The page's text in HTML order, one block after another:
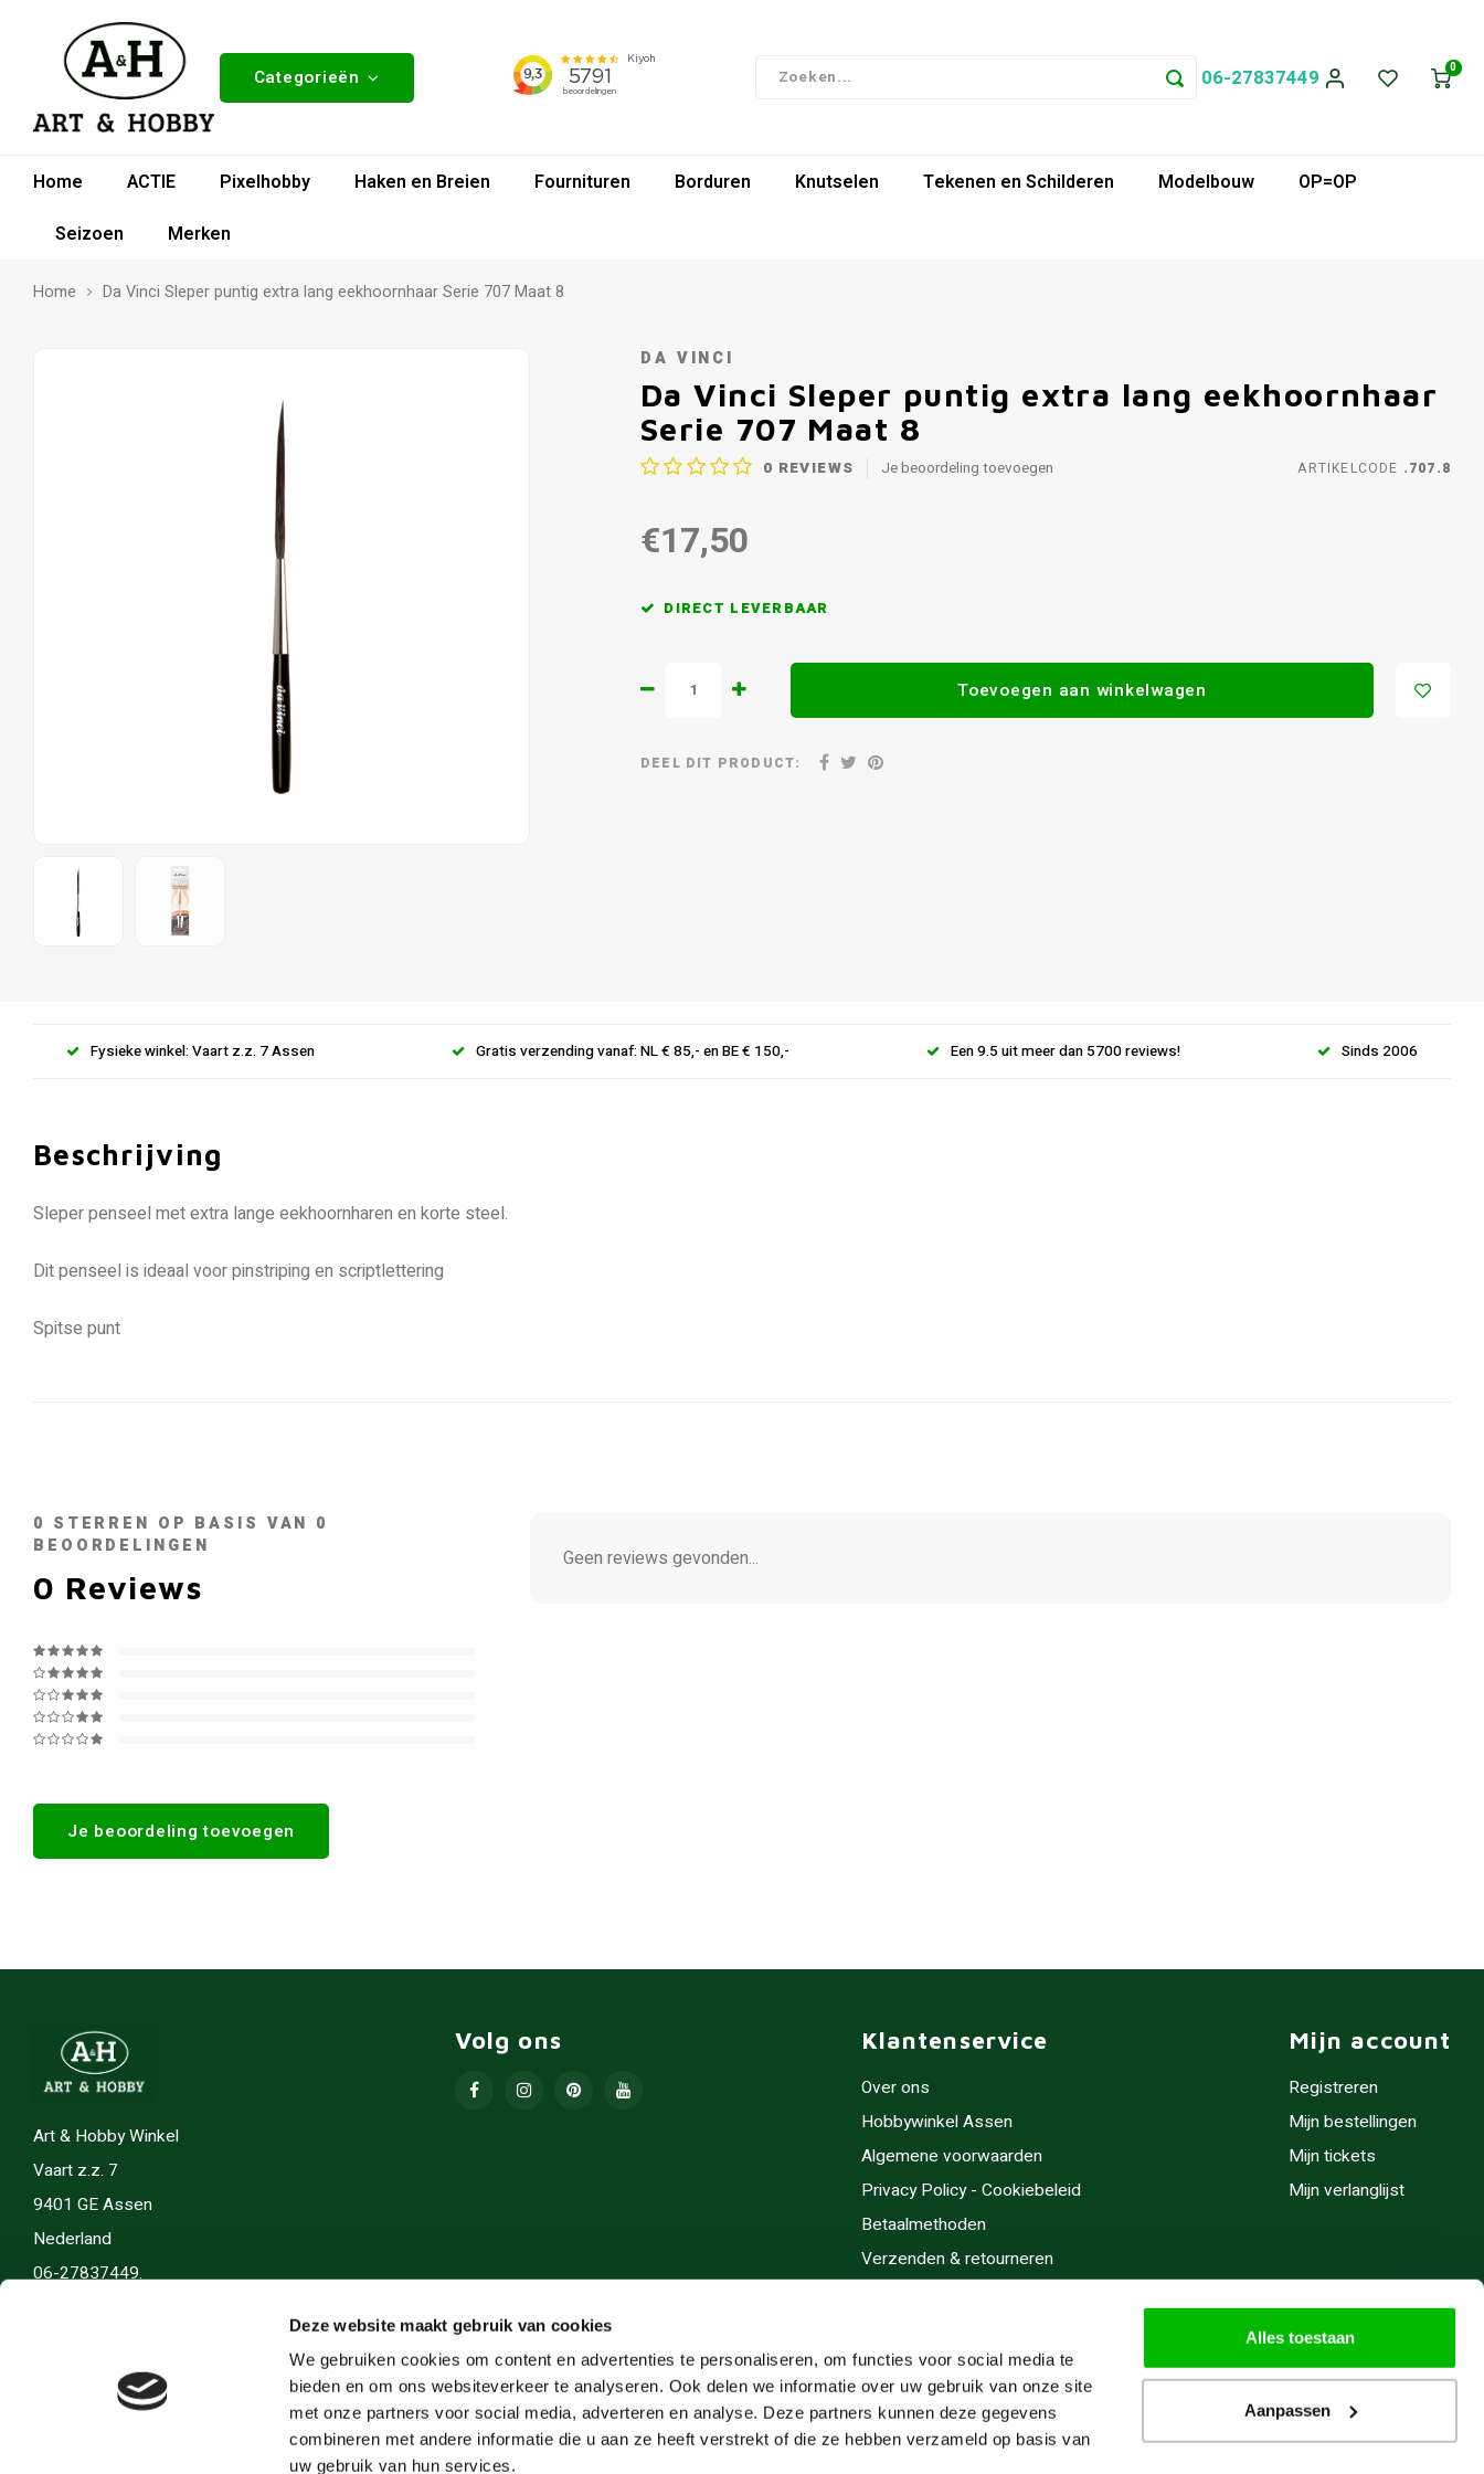
Deze website maakt gebruik van cookies
We gebruiken cookies om content en advertenties te personaliseren, om functies voor social media te
bieden en om ons websiteverkeer te analyseren. Ook delen we informatie over uw gebruik van onze site
met onze partners voor social media, adverteren en analyse. Deze partners kunnen deze gegevens
combineren met andere informatie die u aan ze heeft verstrekt of die ze hebben verzameld op basis van
uw gebruik van hun services.
Alles toestaan
Aanpassen
Categorieën 06-27837449 0
Home ACTIE Pixelhobby Haken en Breien Fournituren Borduren Knutselen Tekenen en Schilderen Modelbouw
OP=OP
Seizoen
Merken
Home Da Vinci Sleper puntig extra lang eekhoornhaar Serie 707 Maat 8
DA VINCI
Da Vinci Sleper puntig extra lang eekhoornhaar
Serie 707 Maat 8
0 REVIEWS Je beoordeling toevoegen ARTIKELCODE .707.8
€17,50
DIRECT LEVERBAAR
Toevoegen aan winkelwagen
DEEL DIT PRODUCT:
Fysieke winkel: Vaart z.z. 7 Assen Gratis verzending vanaf: NL € 85,- en BE € 150,- Een 9.5 uit meer dan 5700 reviews! Sinds 2006
Beschrijving
Sleper penseel met extra lange eekhoornharen en korte steel.
Dit penseel is ideaal voor pinstriping en scriptlettering
Spitse punt
0 STERREN OP BASIS VAN 0
BEOORDELINGEN
0 Reviews
Je beoordeling toevoegen
Geen reviews gevonden...
Art & Hobby Winkel
Vaart z.z. 7
9401 GE Assen
Nederland
06-27837449.
Volg ons Klantenservice
Over ons
Hobbywinkel Assen
Algemene voorwaarden
Privacy Policy - Cookiebeleid
Betaalmethoden
Verzenden & retourneren
Cadeaubonnen
Inlijsten
Servicegebieden
Mijn account
Registreren
Mijn bestellingen
Mijn tickets
Mijn verlanglijst